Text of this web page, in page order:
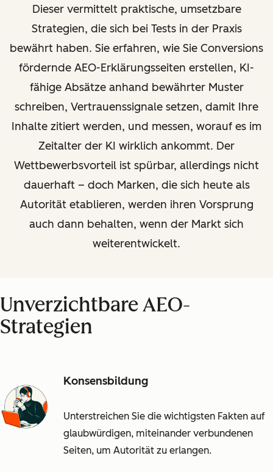
Dieser vermittelt praktische, umsetzbare
Strategien, die sich bei Tests in der Praxis
bewährt haben. Sie erfahren, wie Sie Conversions
fördernde AEO-Erklärungsseiten erstellen, KI-
fähige Absätze anhand bewährter Muster
schreiben, Vertrauenssignale setzen, damit Ihre
Inhalte zitiert werden, und messen, worauf es im
Zeitalter der KI wirklich ankommt. Der
Wettbewerbsvorteil ist spürbar, allerdings nicht
dauerhaft – doch Marken, die sich heute als
Autorität etablieren, werden ihren Vorsprung
auch dann behalten, wenn der Markt sich
weiterentwickelt.
Unverzichtbare AEO-
Strategien
Konsensbildung
Unterstreichen Sie die wichtigsten Fakten auf
glaubwürdigen, miteinander verbundenen
Seiten, um Autorität zu erlangen.